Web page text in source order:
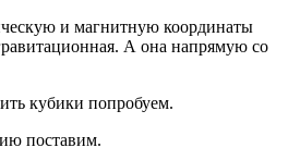
и магнитную координаты
А она напрямую со
кубики попробуем.
поставим.